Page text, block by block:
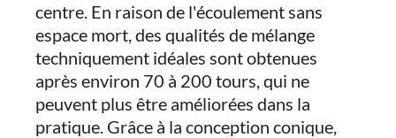
centre. En raison de l'écoulement sans
espace mort, des qualités de mélange
techniquement idéales sont obtenues
après environ 70 à 200 tours, qui ne
peuvent plus être améliorées dans la
pratique. Grâce à la conception conique,